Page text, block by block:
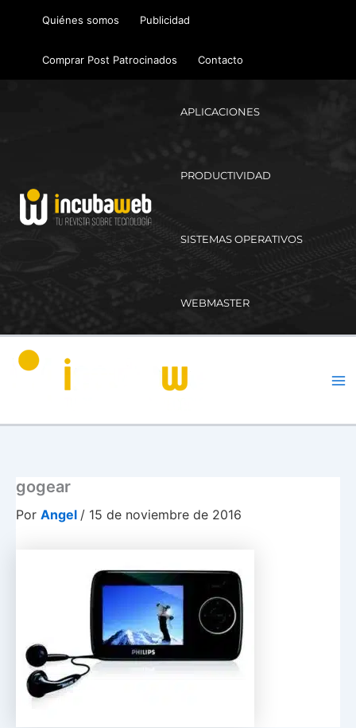
Quiénes somos Publicidad
Comprar Post Patrocinados Contacto
APLICACIONES
PRODUCTIVIDAD
SISTEMAS OPERATIVOS
WEBMASTER
gogear
Por Angel / 15 de noviembre de 2016